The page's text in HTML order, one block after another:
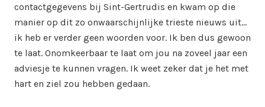
contactgegevens bij Sint-Gertrudis en kwam op die
manier op dit zo onwaarschijnlijke trieste nieuws uit…
ik heb er verder geen woorden voor. Ik ben dus gewoon
te laat. Onomkeerbaar te laat om jou na zoveel jaar een
adviesje te kunnen vragen. Ik weet zeker dat je het met
hart en ziel zou hebben gedaan.